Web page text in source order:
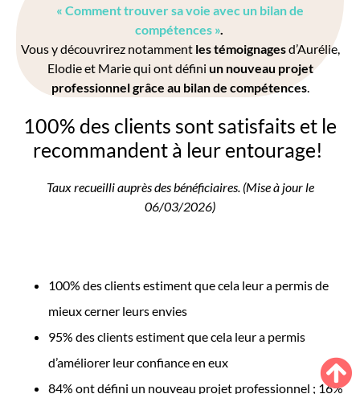
« Comment trouver sa voie avec un bilan de
compétences ».
Vous y découvrirez notamment les témoignagesd’Aurélie,
Elodie et Marie qui ont défini un nouveau projet
professionnel grâce au bilan de compétences.
100% des clients sont satisfaits et le
recommandent à leur entourage!
Taux recueilli auprès des bénéficiaires. (Mise à jour le
06/03/2026)
100% des clients estiment que cela leur a permis de
mieux cerner leurs envies
95% des clients estiment que cela leur a permis
d’améliorer leur confiance en eux
84% ont défini un nouveau projet professionnel ; 16%